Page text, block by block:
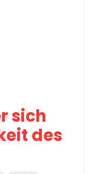
sich
des